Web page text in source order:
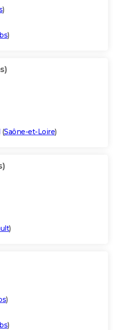
)
)
(Saône-et-Loire)
)
)
)